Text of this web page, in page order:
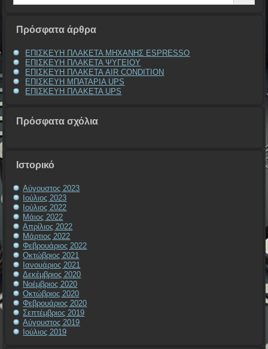
Πρόσφατα άρθρα
ΕΠΙΣΚΕΥΗ ΠΛΑΚΕΤΑ ΜΗΧΑΝΗΣ ESPRESSO
ΕΠΙΣΚΕΥΗ ΠΛΑΚΕΤΑ ΨΥΓΕΙΟΥ
ΕΠΙΣΚΕΥΗ ΠΛΑΚΕΤΑ AIR CONDITION
ΕΠΙΣΚΕΥΗ ΜΠΑΤΑΡΙΑ UPS
ΕΠΙΣΚΕΥΗ ΠΛΑΚΕΤΑ UPS
Πρόσφατα σχόλια
Ιστορικό
Αύγουστος 2023
Ιούλιος 2023
Ιούλιος 2022
Μάιος 2022
Απρίλιος 2022
Μάρτιος 2022
Φεβρουάριος 2022
Οκτώβριος 2021
Ιανουάριος 2021
Δεκέμβριος 2020
Νοέμβριος 2020
Οκτώβριος 2020
Φεβρουάριος 2020
Σεπτέμβριος 2019
Αύγουστος 2019
Ιούλιος 2019